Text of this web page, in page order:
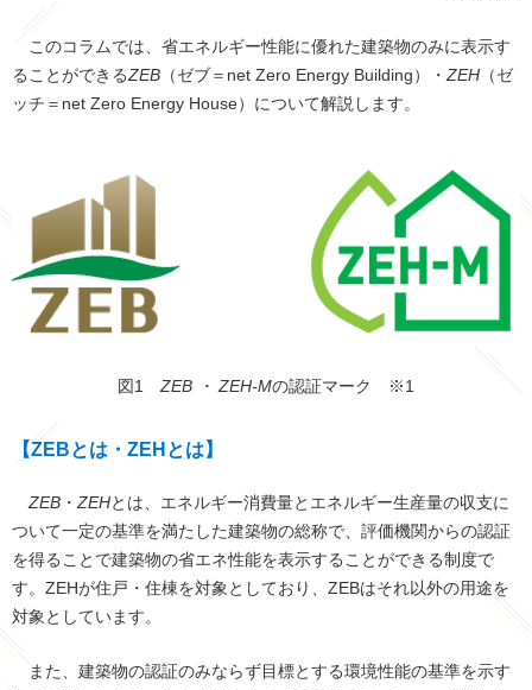
このコラムでは、省エネルギー性能に優れた建築物のみに表示す
ることができるZEB （ゼブ＝net Zero Energy Building）・ ZEH （ゼ
ッチ＝net Zero Energy House）について解説します。
図1 ZEB ・ ZEH-Mの認証マーク ※1
【ZEBとは・ZEHとは】
ZEB ・ ZEHとは、エネルギー消費量とエネルギー生産量の収支に
ついて一定の基準を満たした建築物の総称で、評価機関からの認証
を得ることで建築物の省エネ性能を表示することができる制度で
す。ZEHが住戸・住棟を対象としており、ZEBはそれ以外の用途を
対象としています。
また、建築物の認証のみならず目標とする環境性能の基準を示す